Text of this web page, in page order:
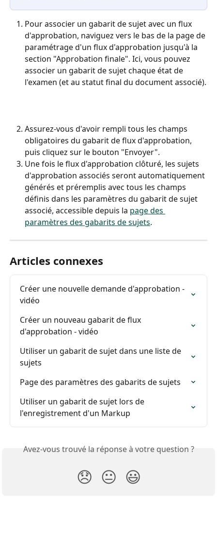
Pour associer un gabarit de sujet avec un flux
d'approbation, naviguez vers le bas de la page de
paramétrage d'un flux d'approbation jusqu'à la
section "Approbation finale". Ici, vous pouvez
associer un gabarit de sujet chaque état de
l'examen (et au statut final du document associé).
Assurez-vous d'avoir rempli tous les champs
obligatoires du gabarit de flux d'approbation,
puis cliquez sur le bouton "Envoyer".
Une fois le flux d'approbation clôturé, les sujets
d'approbation associés seront automatiquement
générés et préremplis avec tous les champs
définis dans les paramètres du gabarit de sujet
associé, accessible depuis la page des
paramètres des gabarits de sujets.
Articles connexes
Créer une nouvelle demande d'approbation -
vidéo
Créer un nouveau gabarit de flux
d'approbation - vidéo
Utiliser un gabarit de sujet dans une liste de
sujets
Page des paramètres des gabarits de sujets
Utiliser un gabarit de sujet lors de
l'enregistrement d'un Markup
Avez-vous trouvé la réponse à votre question ?
😞 😐 😃